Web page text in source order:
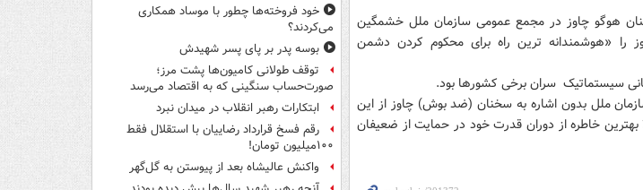
هوگو چاوز در مجمع عمومی سازمان ملل خشمگین
را «هوشمندانه ترین راه برای محکوم کردن دشمن
سیستماتیک سران برخی کشورها بود.
ملل بدون اشاره به سخنان (ضد بوش) چاوز از این
بهترین خاطره از دوران قدرت خود در حمایت از ضعیفان
خود فروخته‌ها چطور با موساد همکاری
می‌کردند؟
بوسه‌ پدر بر پای پسر شهیدش
توقف طولانی کامیون‌ها پشت مرز؛
صورت‌حساب سنگینی که به اقتصاد می‌رسد
ابتکارات رهبر انقلاب در میدان نبرد
رقم فسخ قرارداد رضاییان با استقلال فقط
۱۰۰میلیون تومان!
واکنش عالیشاه بعد از پیوستن به گل‌گهر